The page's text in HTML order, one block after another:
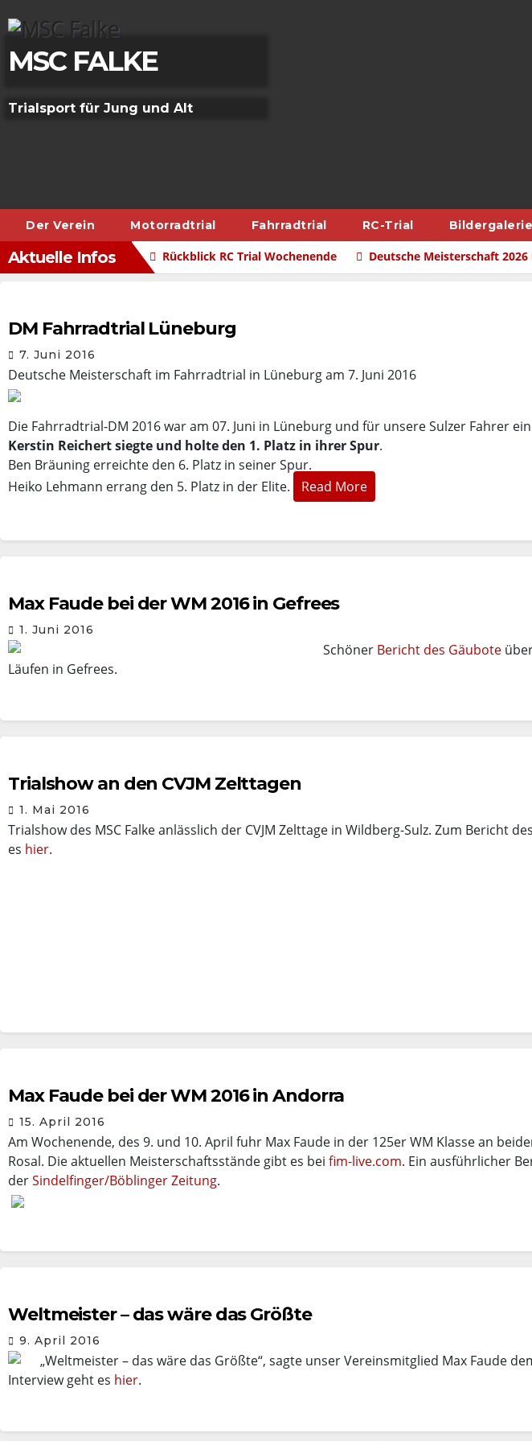
to
content
MSC FALKE
Trialsport für Jung und Alt
Der Verein Motorradtrial Fahrradtrial RC-Trial
Aktuelle Infos Rückblick RC Trial Wochenende Deutsche Meisterschaft
DM Fahrradtrial Lüneburg
7. Juni 2016
Deutsche Meisterschaft im Fahrradtrial in Lüneburg am 7. Juni 2016
Die Fahrradtrial-DM 2016 war am 07. Juni in Lüneburg und für unsere Sulzer Fahrer
Kerstin Reichert siegte und holte den 1. Platz in ihrer Spur.
Ben Bräuning erreichte den 6. Platz in seiner Spur.
Heiko Lehmann errang den 5. Platz in der Elite.
Read More
Max Faude bei der WM 2016 in Gefrees
1. Juni 2016
Schöner Bericht des Gäubote
Läufen in Gefrees.
Trialshow an den CVJM Zelttagen
1. Mai 2016
Trialshow des MSC Falke anlässlich der CVJM Zelttage in Wildberg-Sulz. Zum Bericht
es hier.
Max Faude bei der WM 2016 in Andorra
15. April 2016
Am Wochenende, des 9. und 10. April fuhr Max Faude in der 125er WM Klasse an
Rosal. Die aktuellen Meisterschaftsstände gibt es bei fim-live.com. Ein ausführlicher
derSindelfinger/Böblinger Zeitung.
Weltmeister – das wäre das Größte
9. April 2016
„Weltmeister – das wäre das Größte“, sagte unser Vereinsmitglied Max Faude
Interview geht es hier.